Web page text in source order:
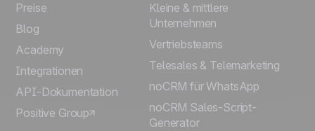
Español
Português
Italiano
Preise
Blog
Academy
Integrationen
API-Dokumentation
Positive Group
Kleine & mittlere
Unternehmen
Vertriebsteams
Telesales & Telemarketing
noCRM für WhatsApp
noCRM Sales-Script-
Generator